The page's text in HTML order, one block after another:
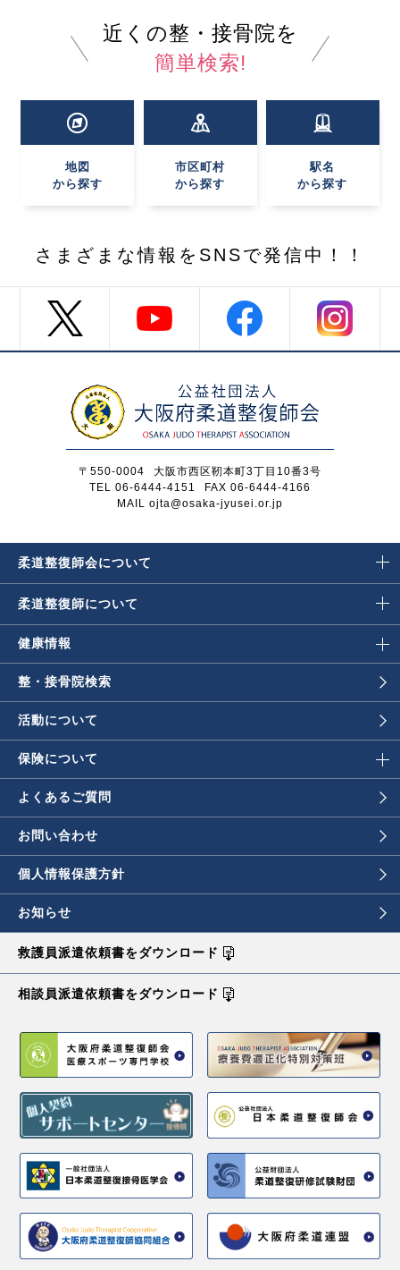
近くの整・接骨院を
簡単検索!
地図
から探す
市区町村
から探す
駅名
から探す
さまざまな情報を SNSで発信中！！
〒550-0004
大阪市西区靭本町3丁目10番3号
TEL 06-6444-4151
FAX 06-6444-4166
MAIL ojta@osaka-jyusei.or.jp
柔道整復師会について
柔道整復師について
健康情報
整・接骨院検索
活動について
保険について
よくあるご質問
お問い合わせ
個人情報保護方針
お知らせ
救護員派遣依頼書をダウンロード
相談員派遣依頼書をダウンロード